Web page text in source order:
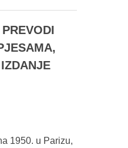
1950. u Parizu,